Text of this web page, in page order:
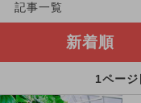
記事一覧
新着順
1ペー